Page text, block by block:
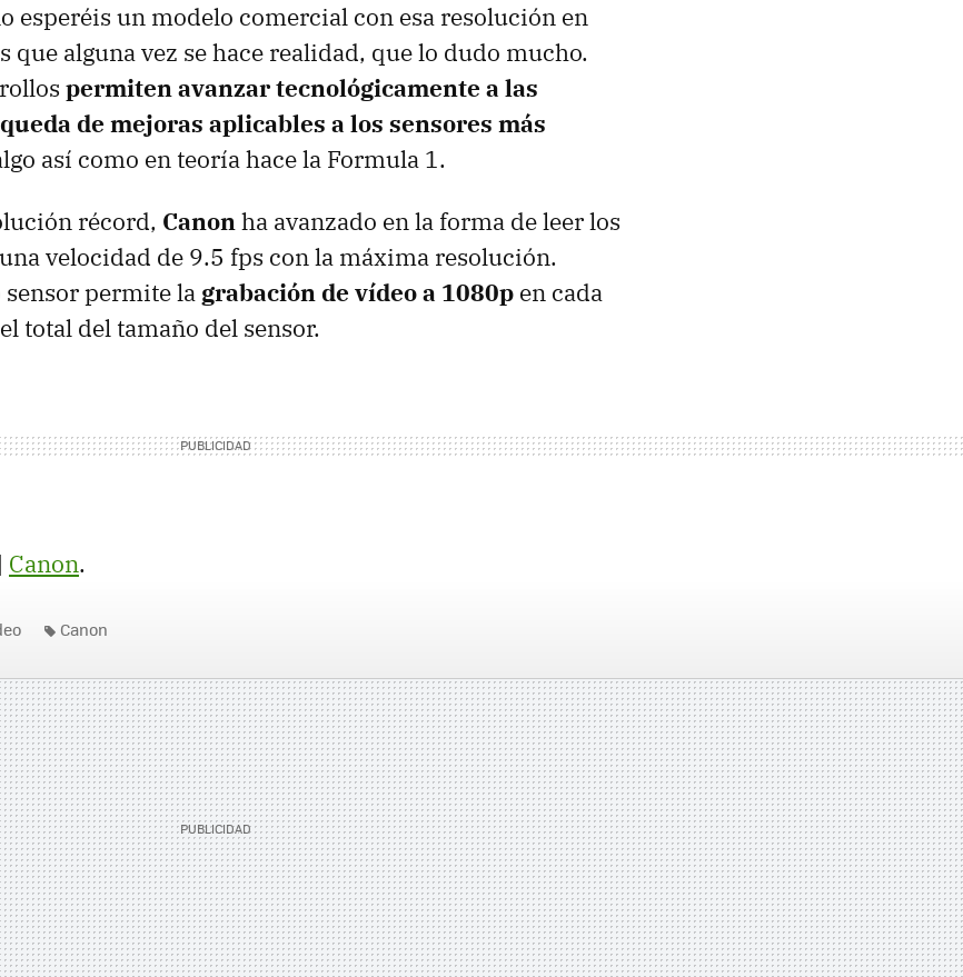
esperéis un modelo comercial con esa resolución en
que alguna vez se hace realidad, que lo dudo mucho.
permiten avanzar tecnológicamente a las
de mejoras aplicables a los sensores más
así como en teoría hace la Formula 1.
récord, Canonha avanzado en la forma de leer los
velocidad de 9.5 fps con la máxima resolución.
permite la grabación de vídeo a 1080p en cada
total del tamaño del sensor.
Canon.
Canon